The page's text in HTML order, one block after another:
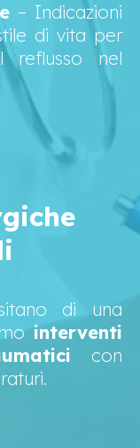
– Indicazioni
di vita per
reflusso nel
di una
interventi
con